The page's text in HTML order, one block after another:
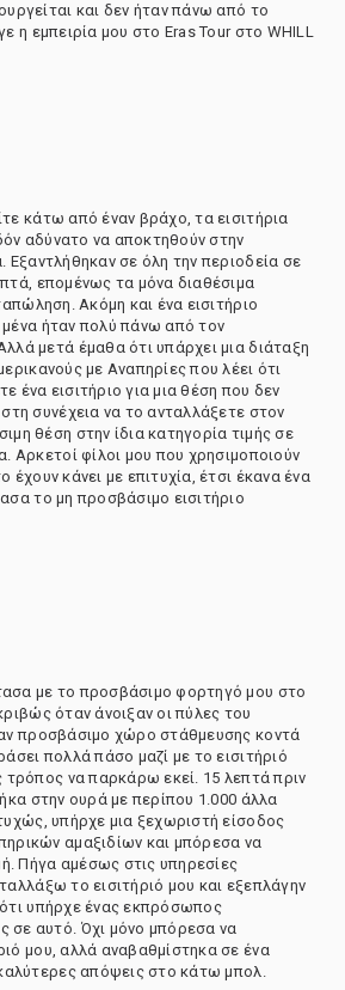
και δεν ήταν πάνω από το
η εμπειρία μου στο Eras Tour στο WHILL
κάτω από έναν βράχο, τα εισιτήρια
αδύνατο να αποκτηθούν στην
Εξαντλήθηκαν σε όλη την περιοδεία σε
επομένως τα μόνα διαθέσιμα
Ακόμη και ένα εισιτήριο
ήταν πολύ πάνω από τον
μετά έμαθα ότι υπάρχει μια διάταξη
με Αναπηρίες που λέει ότι
ένα εισιτήριο για μια θέση που δεν
στη συνέχεια να το ανταλλάξετε στον
θέση στην ίδια κατηγορία τιμής σε
Αρκετοί φίλοι μου που χρησιμοποιούν
έχουν κάνει με επιτυχία, έτσι έκανα ένα
το μη προσβάσιμο εισιτήριο
με το προσβάσιμο φορτηγό μου στο
όταν άνοιξαν οι πύλες του
προσβάσιμο χώρο στάθμευσης κοντά
πολλά πάσο μαζί με το εισιτήριό
τρόπος να παρκάρω εκεί. 15 λεπτά πριν
στην ουρά με περίπου 1.000 άλλα
υπήρχε μια ξεχωριστή είσοδος
αμαξιδίων και μπόρεσα να
Πήγα αμέσως στις υπηρεσίες
το εισιτήριό μου και εξεπλάγην
υπήρχε ένας εκπρόσωπος
σε αυτό. Όχι μόνο μπόρεσα να
μου, αλλά αναβαθμίστηκα σε ένα
απόψεις στο κάτω μπολ.